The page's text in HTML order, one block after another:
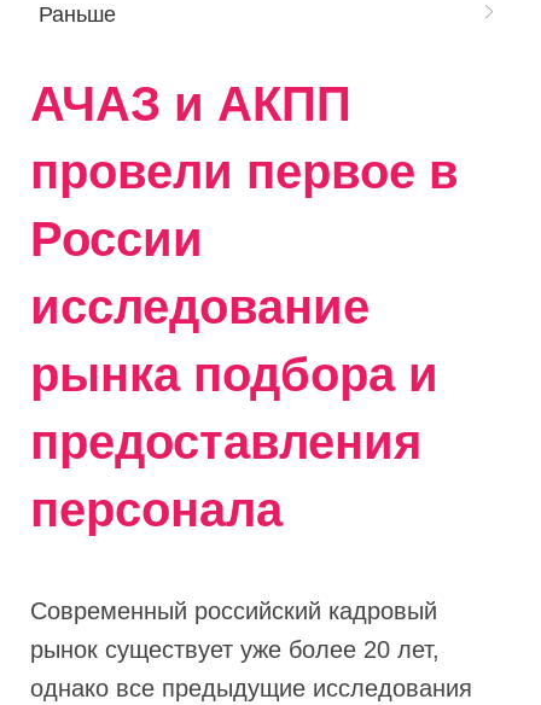
Раньше
АЧАЗ и АКПП
провели первое в
России
исследование
рынка подбора и
предоставления
персонала
Современный российский кадровый
рынок существует уже более 20 лет,
однако все предыдущие исследования